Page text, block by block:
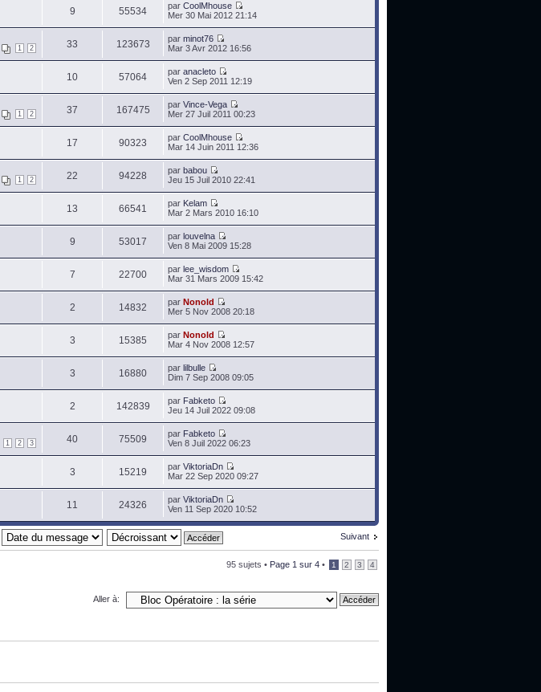
9 55534 par CoolMhouse
Mer 30 Mai 2012 21:14
1 2 33 123673 par minot76
Mar 3 Avr 2012 16:56
10 57064 par anacleto
Ven 2 Sep 2011 12:19
1 2 37 167475 par Vince-Vega
Mer 27 Juil 2011 00:23
17 90323 par CoolMhouse
Mar 14 Juin 2011 12:36
1 2 22 94228 par babou
Jeu 15 Juil 2010 22:41
13 66541 par Kelam
Mar 2 Mars 2010 16:10
9 53017 par louvelna
Ven 8 Mai 2009 15:28
7 22700 par lee_wisdom
Mar 31 Mars 2009 15:42
2 14832 par Nonold
Mer 5 Nov 2008 20:18
3 15385 par Nonold
Mar 4 Nov 2008 12:57
3 16880 par lilbulle
Dim 7 Sep 2008 09:05
2 142839 par Fabketo
Jeu 14 Juil 2022 09:08
1 2 3 40 75509 par Fabketo
Ven 8 Juil 2022 06:23
3 15219 par ViktoriaDn
Mar 22 Sep 2020 09:27
11 24326 par ViktoriaDn
Ven 11 Sep 2020 10:52
Suivant
95 sujets • Page 1 sur 4 • 1 2 3 4
Aller à: